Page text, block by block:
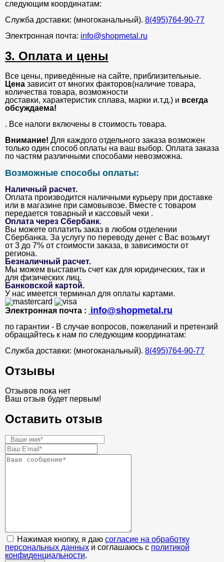
следующим координатам:
Служба доставки: (многоканальный). 8(495)764-90-77
Электронная почта: info@shopmetal.ru
3. Оплата и цены
Все цены, приведённые на сайте, приблизительные.
Цена зависит от многих факторов(наличие товара,
количества товара, возможности
доставки, характеристик сплава, марки и.т.д.) и всегда
обсуждаема!
. Все налоги включены в стоимость товара.
Внимание! Для каждого отдельного заказа возможен
только один способ оплаты на ваш выбор. Оплата заказа
по частям различными способами невозможна.
Возможные способы оплаты:
Наличный расчет.
Оплата производится наличными курьеру при доставке
или в магазине при самовывозе. Вместе с товаром
передается товарный и кассовый чеки .
Оплата через Сбербанк.
Вы можете оплатить заказ в любом отделении
Сбербанка. За услугу по переводу денег с Вас возьмут
от 3 до 7% от стоимости заказа, в зависимости от
региона.
Безналичный расчет.
Мы можем выставить счет как для юридических, так и
для физических лиц.
Банковской картой.
У нас имеется терминал для оплаты картами.
Электронная почта : info@shopmetal.ru
по гарантии - В случае вопросов, пожеланий и претензий
обращайтесь к нам по следующим координатам:
Служба доставки: (многоканальный). 8(495)764-90-77
Отзывы
Отзывов пока нет
Ваш отзыв будет первым!
Оставить отзыв
Нажимая кнопку, я даю согласие на обработку
персональных данных и соглашаюсь с политикой
конфиденциальности.